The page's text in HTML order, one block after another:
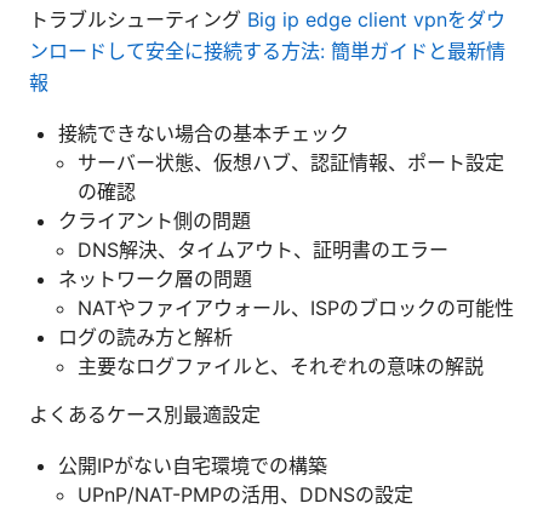
トラブルシューティング Big ip edge client vpnをダウ
ンロードして安全に接続する方法: 簡単ガイドと最新情
報
接続できない場合の基本チェック
サーバー状態、仮想ハブ、認証情報、ポート設定
の確認
クライアント側の問題
DNS解決、タイムアウト、証明書のエラー
ネットワーク層の問題
NATやファイアウォール、ISPのブロックの可能性
ログの読み方と解析
主要なログファイルと、それぞれの意味の解説
よくあるケース別最適設定
公開IPがない自宅環境での構築
UPnP/NAT-PMPの活用、DDNSの設定